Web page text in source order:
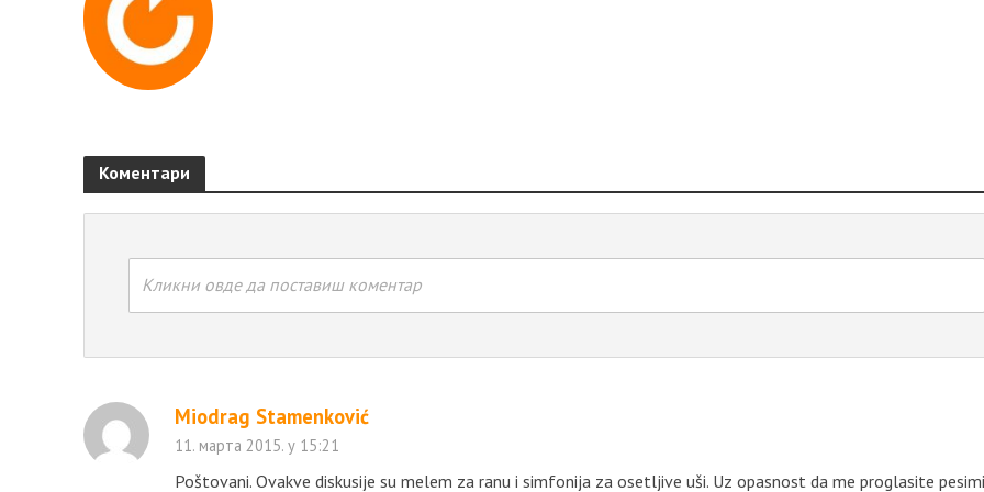
Коментари
Кликни овде да поставиш коментар
Miodrag Stamenković
11. марта 2015. у 15:21
Poštovani. Ovakve diskusije su melem za ranu i simfonija za osetljive uši. Uz opasnost da me proglasite